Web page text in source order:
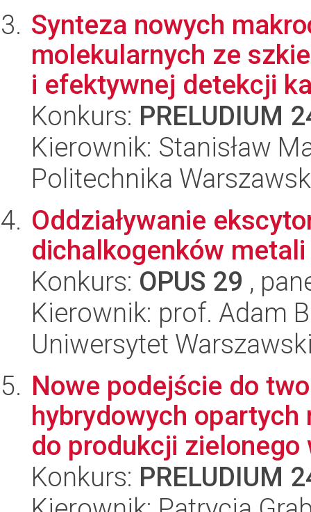
Synteza nowych
molekularnych ze
i efektywnej detekcji
Konkurs: PRELUDIUM
Kierownik: Stanisław
Politechnika
Oddziaływanie
dichalkogenków
Konkurs: OPUS 29 ,
Kierownik: prof. Adam
Uniwersytet
Nowe podejście do
hybrydowych
do produkcji zielonego
Konkurs: PRELUDIUM